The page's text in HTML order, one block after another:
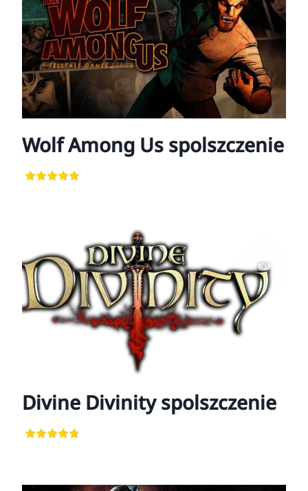
Wolf Among Us spolszczenie
Divine Divinity spolszczenie